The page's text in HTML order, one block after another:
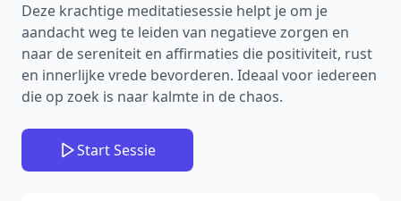
Deze krachtige meditatiesessie helpt je om je
aandacht weg te leiden van negatieve zorgen en
naar de sereniteit en affirmaties die positiviteit, rust
en innerlijke vrede bevorderen. Ideaal voor iedereen
die op zoek is naar kalmte in de chaos.
Start Sessie